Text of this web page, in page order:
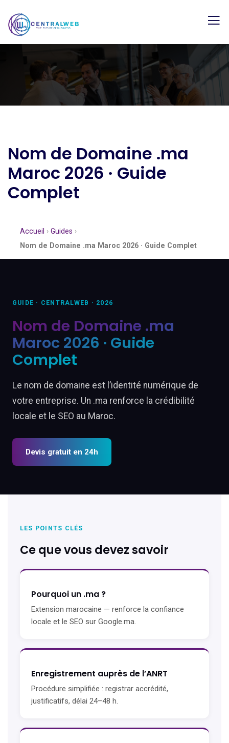
Nom de Domaine .ma
Maroc 2026 · Guide
Complet
Accueil › Guides ›
Nom de Domaine .ma Maroc 2026 · Guide Complet
GUIDE · CENTRALWEB · 2026
Nom de Domaine .ma
Maroc 2026 · Guide
Complet
Le nom de domaine est l’identité numérique de
votre entreprise. Un .ma renforce la crédibilité
locale et le SEO au Maroc.
Devis gratuit en 24h
LES POINTS CLÉS
Ce que vous devez savoir
Pourquoi un .ma ?
Extension marocaine — renforce la confiance
locale et le SEO sur Google.ma.
Enregistrement auprès de l’ANRT
Procédure simplifiée : registrar accrédité,
justificatifs, délai 24–48 h.